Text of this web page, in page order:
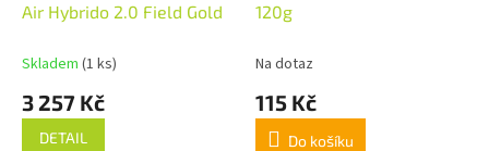
Air Hybrido 2.0 Field Gold
Skladem (1 ks)
3 257 Kč
DETAIL
120g
Na dotaz
115 Kč
Do košíku